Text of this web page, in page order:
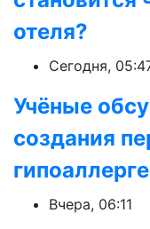
отеля?
Сегодня,
Учёные
создания
Вчера, 06:11